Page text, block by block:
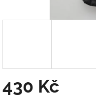
430 Kč